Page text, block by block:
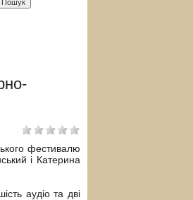
фестивалю
і Катерина
аудіо та дві